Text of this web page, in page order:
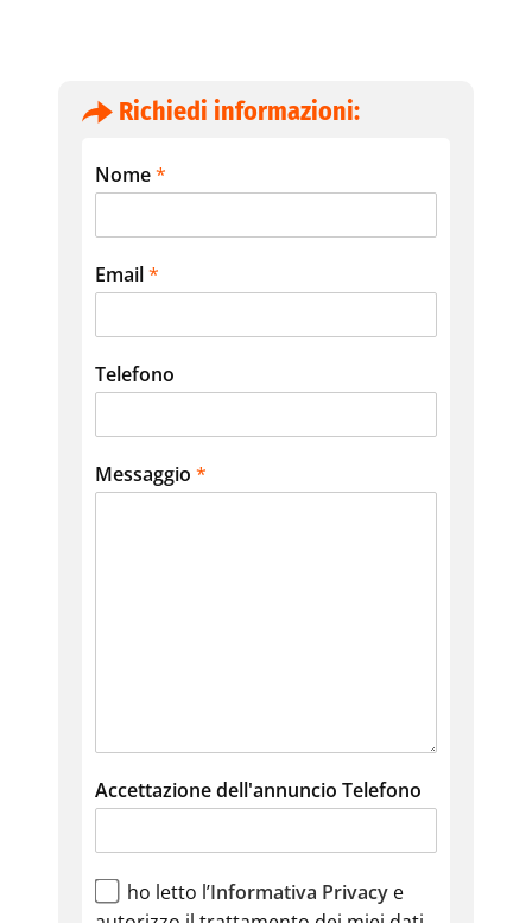
Richiedi informazioni:
Nome*
Email*
Telefono
Messaggio *
Accettazione dell'annuncio Telefono
ho letto l’Informativa Privacy e